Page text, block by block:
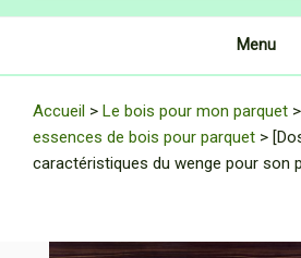
Menu
Accueil > Le bois pour mon parquet >
essences de bois pour parquet >
caractéristiques du wenge pour son